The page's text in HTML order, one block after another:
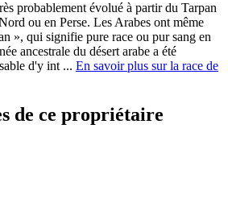
probablement évolué à partir du Tarpan
ou en Perse. Les Arabes ont même
», qui signifie pure race ou pur sang en
ancestrale du désert arabe a été
d'y int ... En savoir plus sur la race de
de ce propriétaire